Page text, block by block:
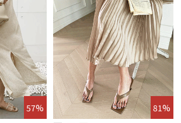
57% 81%